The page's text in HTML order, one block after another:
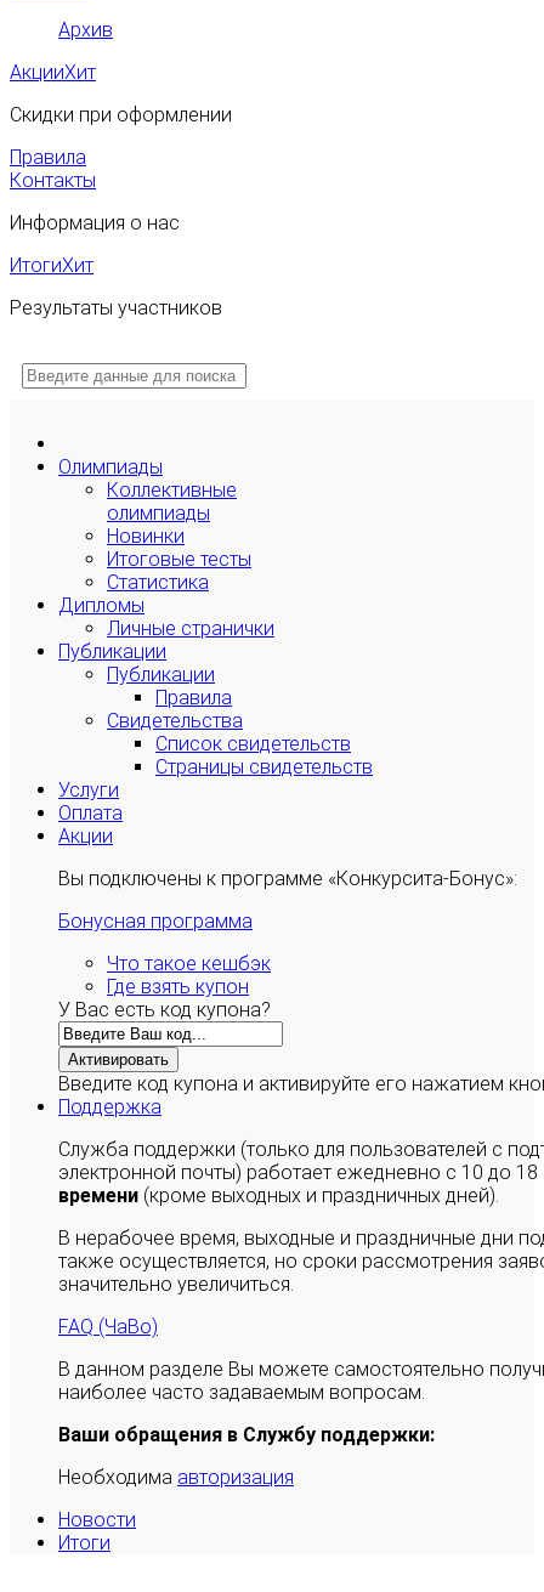
Архив
АкцииХит
Скидки при оформлении
Правила
Контакты
Информация о нас
ИтогиХит
Результаты участников
Олимпиады
Коллективные
олимпиады
Новинки
Итоговые тесты
Статистика
Дипломы
Личные странички
Публикации
Публикации
Правила
Свидетельства
Список свидетельств
Страницы свидетельств
Услуги
Оплата
Акции
Вы подключены к программе «Конкурсита-Бонус»:
Бонусная программа
Что такое кешбэк
Где взять купон
У Вас есть код купона?
Активировать
Введите код купона и активируйте его нажатием
Поддержка
Служба поддержки (только для пользователей с
электронной почты) работает ежедневно с 10 до
времени (кроме выходных и праздничных дней).
В нерабочее время, выходные и праздничные дни
также осуществляется, но сроки рассмотрения
значительно увеличиться.
FAQ (ЧаВо)
В данном разделе Вы можете самостоятельно
наиболее часто задаваемым вопросам.
Ваши обращения в Службу поддержки:
Необходима авторизация
Новости
Итоги